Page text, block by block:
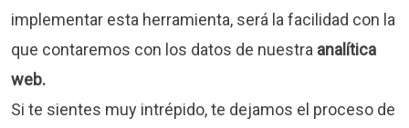
implementar esta herramienta, será la facilidad con la
que contaremos con los datos de nuestra analítica
web.
Si te sientes muy intrépido, te dejamos el proceso de